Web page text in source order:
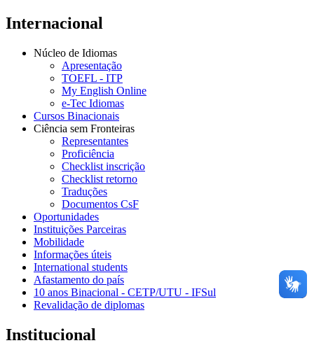
Internacional
Núcleo de Idiomas
Apresentação
TOEFL - ITP
My English Online
e-Tec Idiomas
Cursos Binacionais
Ciência sem Fronteiras
Representantes
Proficiência
Checklist inscrição
Checklist retorno
Traduções
Documentos CsF
Oportunidades
Instituições Parceiras
Mobilidade
Informações úteis
International students
Afastamento do país
10 anos Binacional - CETP/UTU - IFSul
Revalidação de diplomas
Institucional